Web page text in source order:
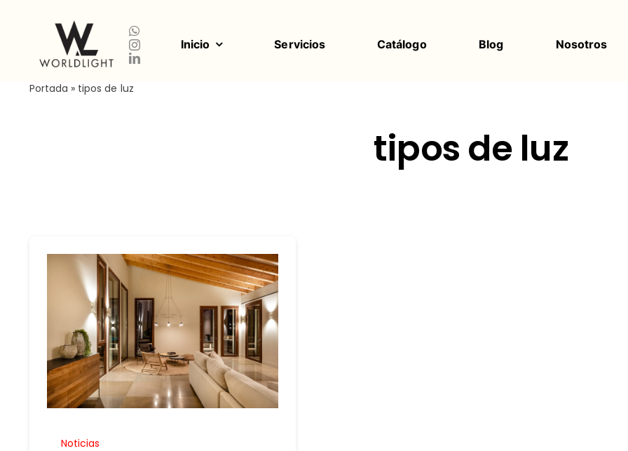
contenido
Inicio Servicios Catálogo Blog Nosotros
Portada » tipos de luz
tipos de luz
Noticias